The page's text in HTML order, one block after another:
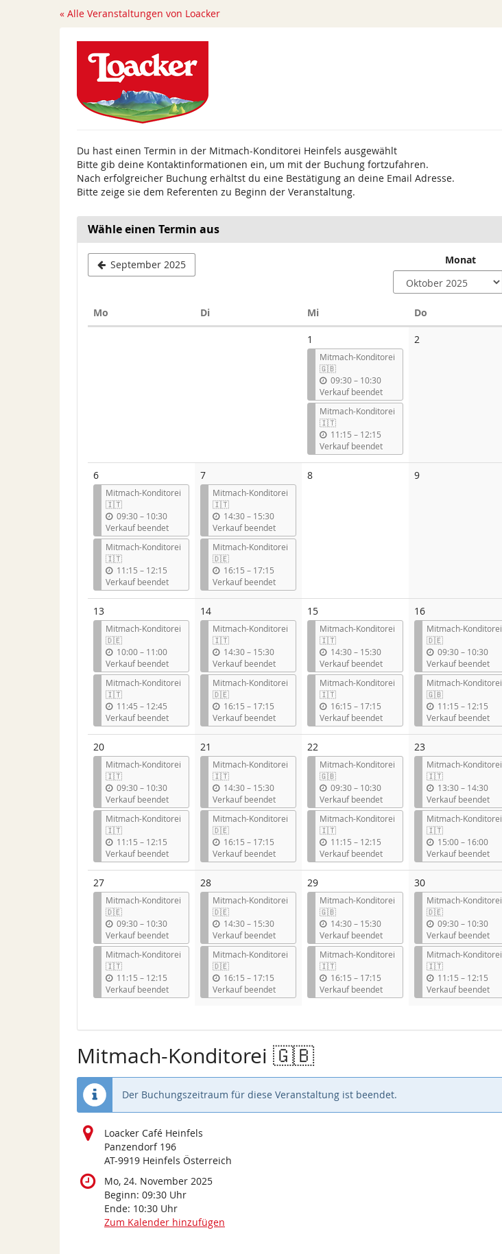
« Alle Veranstaltungen von Loacker
Du hast einen Termin in der Mitmach-Konditorei Heinfels ausgewählt
Bitte gib deine Kontaktinformationen ein, um mit der Buchung fortzufahren.
Nach erfolgreicher Buchung erhältst du eine Bestätigung an deine Email Adresse.
Bitte zeige sie dem Referenten zu Beginn der Veranstaltung.
Wähle einen Termin aus
September 2025 Monat
Mo DiDienstag MiMittwoch Do
1
Mitmach-Konditorei
🇬🇧
09:30–b
i
s
10:30
Verkauf beendet
Mitmach-Konditorei
🇮🇹
11:15 –b
i
s
12:15
Verkauf beendet
2
6
Mitmach-Konditorei
🇮🇹
09:30–b
i
s
10:30
Verkauf beendet
Mitmach-Konditorei
🇮🇹
11:15 –b
i
s
12:15
Verkauf beendet
7
Mitmach-Konditorei
🇮🇹
14:30–b
i
s
15:30
Verkauf beendet
Mitmach-Konditorei
🇩🇪
16:15 –b
i
s
17:15
Verkauf beendet
8Keine
9Keine
13
Mitmach-Konditorei
🇩🇪
10:00–b
i
s
11:00
Verkauf beendet
Mitmach-Konditorei
🇮🇹
11:45 –b
i
s
12:45
Verkauf beendet
14
Mitmach-Konditorei
🇮🇹
14:30–b
i
s
15:30
Verkauf beendet
Mitmach-Konditorei
🇩🇪
16:15 –b
i
s
17:15
Verkauf beendet
15
Mitmach-Konditorei
🇮🇹
14:30–b
i
s
15:30
Verkauf beendet
Mitmach-Konditorei
🇮🇹
16:15 –b
i
s
17:15
Verkauf beendet
16
Mitmach-Konditorei
🇩🇪
09:30–b
i
s
10:30
Verkauf beendet
Mitmach-Konditorei
🇬🇧
11:15 –b
i
s
12:15
Verkauf beendet
20
Mitmach-Konditorei
🇮🇹
09:30–b
i
s
10:30
Verkauf beendet
Mitmach-Konditorei
🇮🇹
11:15 –b
i
s
12:15
Verkauf beendet
21
Mitmach-Konditorei
🇮🇹
14:30–b
i
s
15:30
Verkauf beendet
Mitmach-Konditorei
🇩🇪
16:15 –b
i
s
17:15
Verkauf beendet
22
Mitmach-Konditorei
🇬🇧
09:30–b
i
s
10:30
Verkauf beendet
Mitmach-Konditorei
🇮🇹
11:15 –b
i
s
12:15
Verkauf beendet
23
Mitmach-Konditorei
🇮🇹
13:30–b
i
s
14:30
Verkauf beendet
Mitmach-Konditorei
🇮🇹
15:00–b
i
s
16:00
Verkauf beendet
27
Mitmach-Konditorei
🇩🇪
09:30–b
i
s
10:30
Verkauf beendet
Mitmach-Konditorei
🇮🇹
11:15 –b
i
s
12:15
Verkauf beendet
28
Mitmach-Konditorei
🇩🇪
14:30–b
i
s
15:30
Verkauf beendet
Mitmach-Konditorei
🇩🇪
16:15 –b
i
s
17:15
Verkauf beendet
29
Mitmach-Konditorei
🇬🇧
14:30–b
i
s
15:30
Verkauf beendet
Mitmach-Konditorei
🇮🇹
16:15 –b
i
s
17:15
Verkauf beendet
30
Mitmach-Konditorei
🇩🇪
09:30–b
i
s
10:30
Verkauf beendet
Mitmach-Konditorei
🇮🇹
11:15 –b
i
s
12:15
Verkauf beendet
Mitmach-Konditorei 🇬🇧
Der Buchungszeitraum für diese Veranstaltung ist beendet.
Loacker Café Heinfels
Panzendorf 196
AT-9919 Heinfels Österreich
Mo, 24. November 2025
Beginn: 09:30 Uhr
Ende: 10:30 Uhr
Zum Kalender hinzufügen